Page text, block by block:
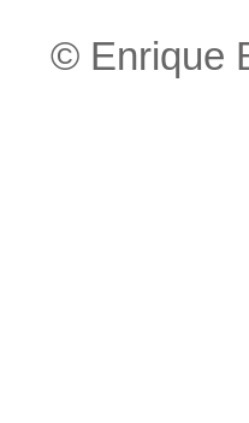
© Enrique